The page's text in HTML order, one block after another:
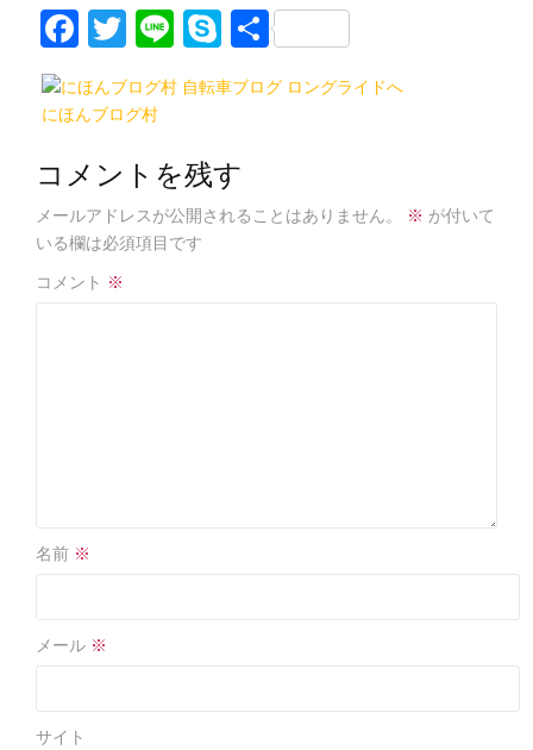
F
a
c
b
o
o
k
T
w
itt
Li
n
e
S
k
y
e
共
有
にほんブログ村
コメントを残す
メールアドレスが公開されることはありません。 ※ が付いて
いる欄は必須項目です
コメント ※
名前 ※
メール ※
サイト